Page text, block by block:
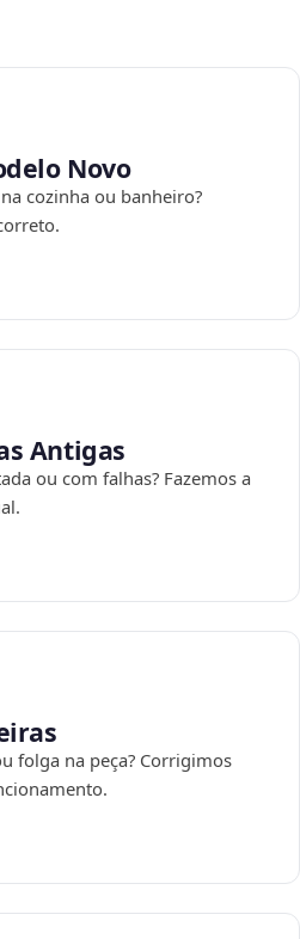
Novo
cozinha ou banheiro?
Antigas
ou com falhas? Fazemos a
folga na peça? Corrigimos